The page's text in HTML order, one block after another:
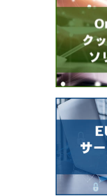
2026年 7月 23日
フランスCNIL
等の活動を監視
き3つの要件を解